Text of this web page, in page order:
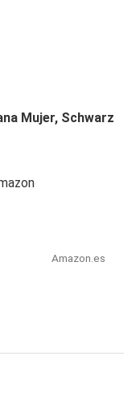
Mujer, Schwarz
Amazon.es